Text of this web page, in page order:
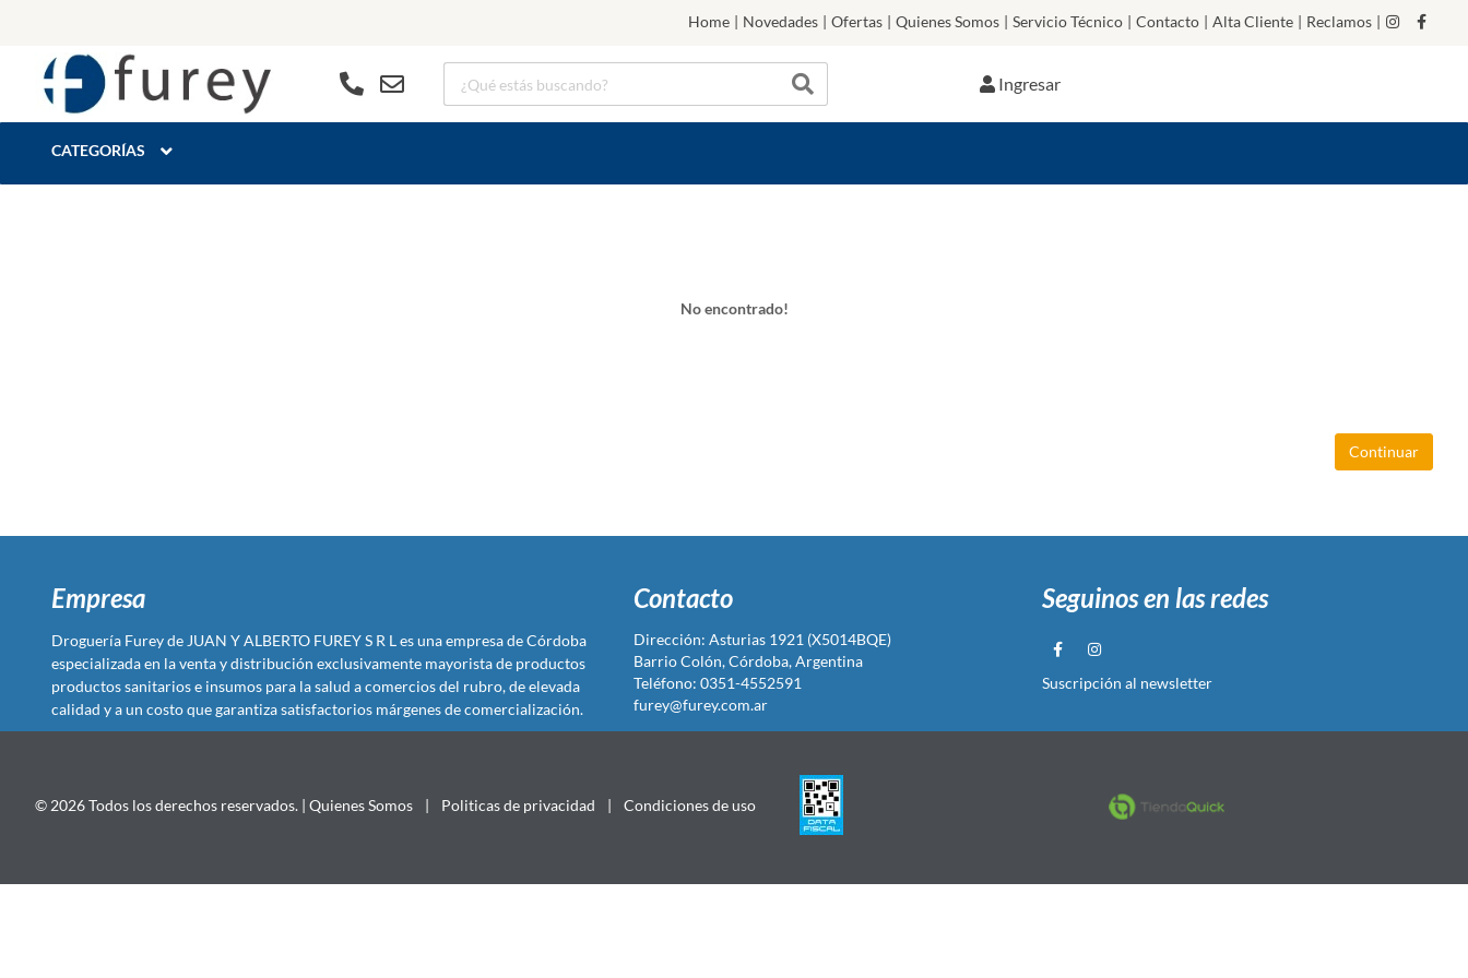
Home | Novedades | Ofertas | Quienes Somos | Servicio Técnico | Contacto | Alta Cliente | Reclamos |
Ingresar
CATEGORÍAS
No encontrado!
Continuar
Empresa
Droguería Furey de JUAN Y ALBERTO FUREY S R L es una empresa de Córdoba
especializada en la venta y distribución exclusivamente mayorista de productos
productos sanitarios e insumos para la salud a comercios del rubro, de elevada
calidad y a un costo que garantiza satisfactorios márgenes de comercialización.
Contacto
Dirección: Asturias 1921 (X5014BQE)
Barrio Colón, Córdoba, Argentina
Teléfono: 0351-4552591
furey@furey.com.ar
Seguinos en las redes
Suscripción al newsletter
© 2026 Todos los derechos reservados. | Quienes Somos | Politicas de privacidad | Condiciones de uso